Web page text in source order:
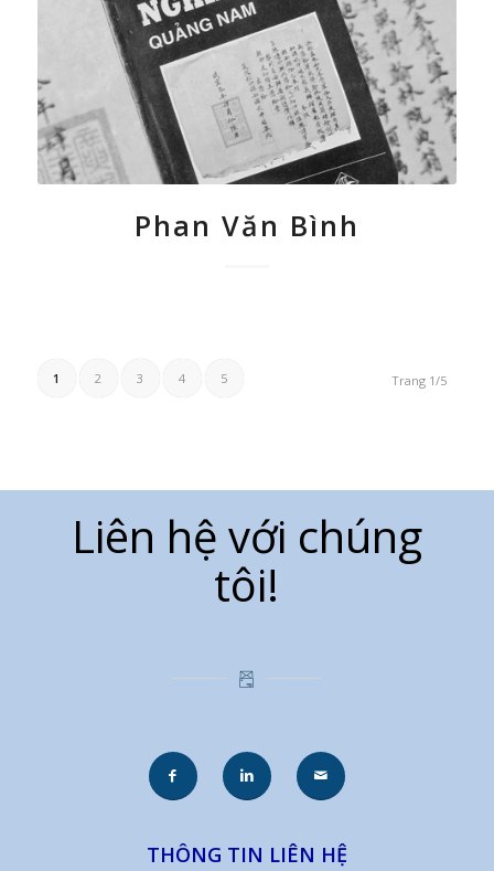
Phan Văn Bình
Trang 1/5
1 2 3 4 5
Liên hệ với chúng
tôi!
THÔNG TIN LIÊN HỆ